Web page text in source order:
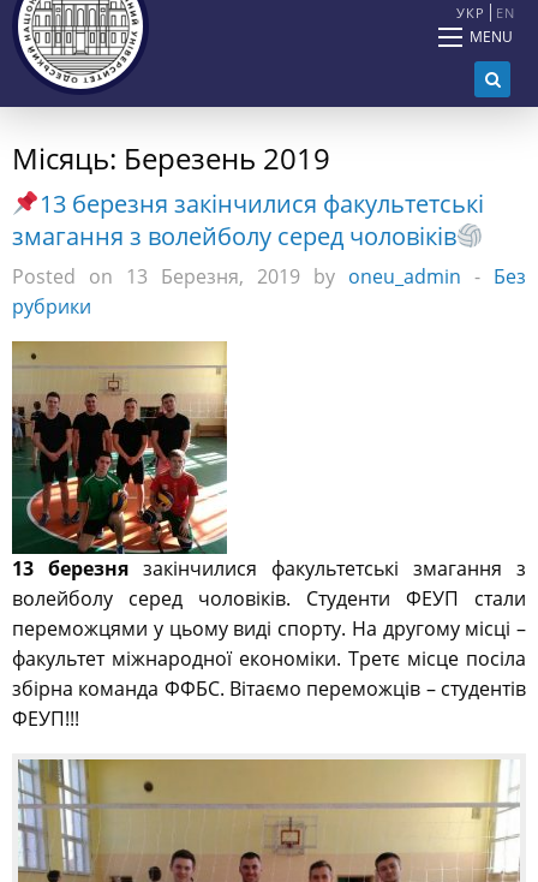
УКР EN
MENU
Місяць: Березень 2019
13 березня закінчилися факультетські
змагання з волейболу серед чоловіків
Posted on 13 Березня, 2019 by oneu_admin - Без
рубрики
13 березня закінчилися факультетські змагання з
волейболу серед чоловіків. Студенти ФЕУП стали
переможцями у цьому виді спорту. На другому місці –
факультет міжнародної економіки. Третє місце посіла
збірна команда ФФБС. Вітаємо переможців – студентів
ФЕУП!!!